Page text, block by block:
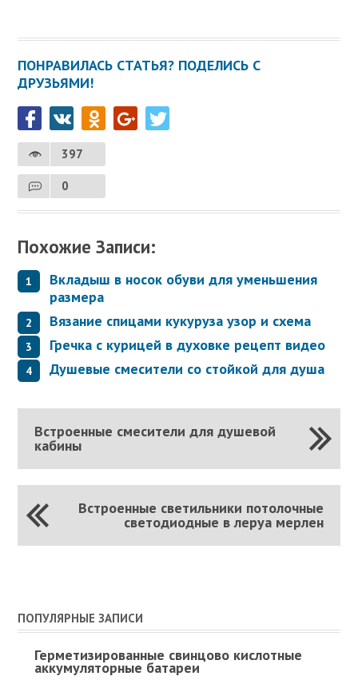
ПОНРАВИЛАСЬ СТАТЬЯ? ПОДЕЛИСЬ С
ДРУЗЬЯМИ!
397
0
Похожие Записи:
Вкладыш в носок обуви для уменьшения
размера
Вязание спицами кукуруза узор и схема
Гречка с курицей в духовке рецепт видео
Душевые смесители со стойкой для душа
Встроенные смесители для душевой
кабины
Встроенные светильники потолочные
светодиодные в леруа мерлен
ПОПУЛЯРНЫЕ ЗАПИСИ
Герметизированные свинцово кислотные
аккумуляторные батареи